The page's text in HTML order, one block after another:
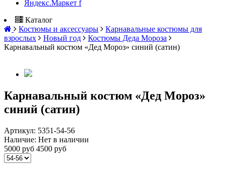
Яндекс.Маркет f
Каталог
Костюмы и аксессуары
Карнавальные костюмы для
взрослых
Новый год
Костюмы Деда Мороза
Карнавальный костюм «Дед Мороз» синий (сатин)
Карнавальный костюм «Дед Мороз»
синий (сатин)
Артикул: 5351-54-56
Наличие: Нет в наличии
5000 руб 4500 руб